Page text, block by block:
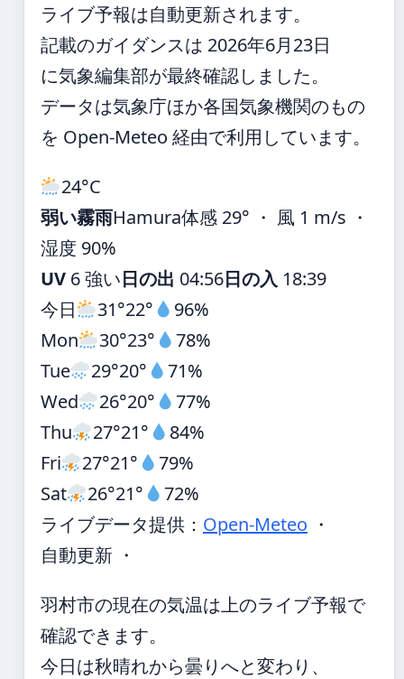
ライブ予報は自動更新されます。
記載のガイダンスは 2026年6月23日
に気象編集部が最終確認しました。
データは気象庁ほか各国気象機関のもの
を Open-Meteo 経由で利用しています。
24°C
弱い霧雨Hamura体感 29° ・ 風 1 m/s ・
湿度 90%
UV 6 強い日の出 04:56日の入 18:39
今日
31°22°
96%
Mon
30°23°
78%
Tue
29°20°
71%
Wed
26°20°
77%
Thu
27°21°
84%
Fri
27°21°
79%
Sat
26°21°
72%
ライブデータ提供： Open-Meteo ・
自動更新 ・
羽村市の現在の気温は上のライブ予報で
確認できます。
今日は秋晴れから曇りへと変わり、